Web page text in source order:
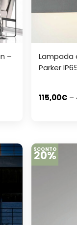
–
Lampada
Parker
115,00€ –
SCONTO
20%